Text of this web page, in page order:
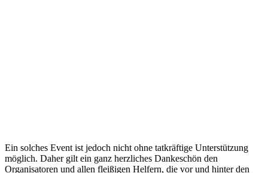
Ein solches Event ist jedoch nicht ohne tatkräftige Unterstützung
möglich. Daher gilt ein ganz herzliches Dankeschön den
Organisatoren und allen fleißigen Helfern, die vor und hinter den